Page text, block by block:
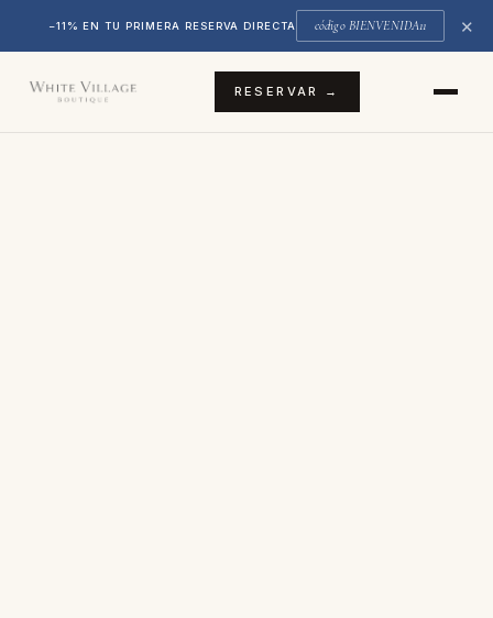
−11% EN TU PRIMERA RESERVA DIRECTA código BIENVENIDA11 ✕
RESERVAR →